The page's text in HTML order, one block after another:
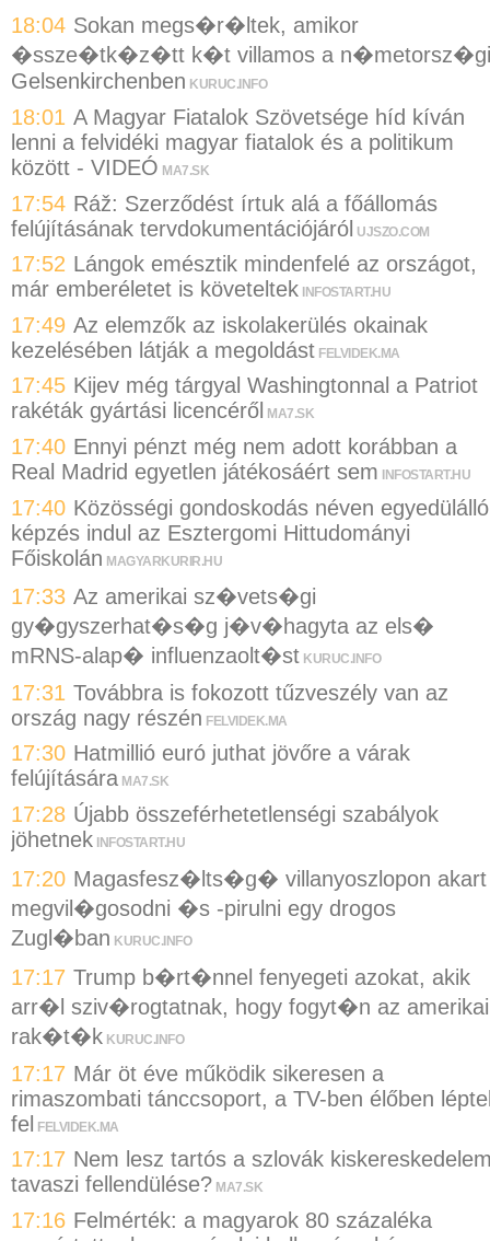
18:04 Sokan megs�r�ltek, amikor
�ssze�tk�z�tt k�t villamos a n�metorsz�gi
Gelsenkirchenben KURUC.INFO
18:01 A Magyar Fiatalok Szövetsége híd kíván
lenni a felvidéki magyar fiatalok és a politikum
között - VIDEÓ MA7.SK
17:54 Ráž: Szerződést írtuk alá a főállomás
felújításának tervdokumentációjáról UJSZO.COM
17:52 Lángok emésztik mindenfelé az országot,
már emberéletet is követeltek INFOSTART.HU
17:49 Az elemzők az iskolakerülés okainak
kezelésében látják a megoldást FELVIDEK.MA
17:45 Kijev még tárgyal Washingtonnal a Patriot
rakéták gyártási licencéről
MA7.SK
17:40 Ennyi pénzt még nem adott korábban a
Real Madrid egyetlen játékosáért sem
INFOSTART.HU
17:40 Közösségi gondoskodás néven egyedülálló
képzés indul az Esztergomi Hittudományi
Főiskolán MAGYARKURIR.HU
17:33 Az amerikai sz�vets�gi
gy�gyszerhat�s�g j�v�hagyta az els�
mRNS-alap� influenzaolt�st KURUC.INFO
17:31 Továbbra is fokozott tűzveszély van az
ország nagy részén FELVIDEK.MA
17:30 Hatmillió euró juthat jövőre a várak
felújítására MA7.SK
17:28 Újabb összeférhetetlenségi szabályok
jöhetnek INFOSTART.HU
17:20 Magasfesz�lts�g� villanyoszlopon akart
megvil�gosodni �s -pirulni egy drogos
Zugl�ban KURUC.INFO
17:17 Trump b�rt�nnel fenyegeti azokat, akik
arr�l sziv�rogtatnak, hogy fogyt�n az amerikai
rak�t�k KURUC.INFO
17:17 Már öt éve működik sikeresen a
rimaszombati tánccsoport, a TV-ben élőben
fel FELVIDEK.MA
17:17 Nem lesz tartós a szlovák
tavaszi fellendülése? MA7.SK
17:16 Felmérték: a magyarok 80 százaléka